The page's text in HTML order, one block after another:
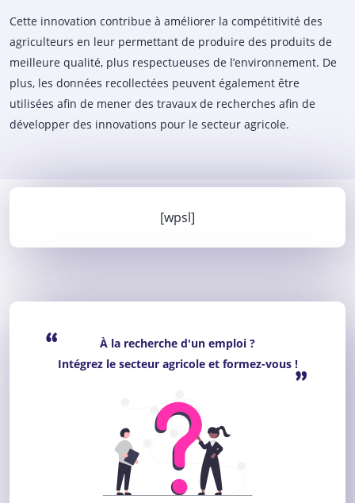
Cette innovation contribue à améliorer la compétitivité des
agriculteurs en leur permettant de produire des produits de
meilleure qualité, plus respectueuses de l’environnement. De
plus, les données recollectées peuvent également être
utilisées afin de mener des travaux de recherches afin de
développer des innovations pour le secteur agricole.
[wpsl]
“
À la recherche d'un emploi ?
Intégrez le secteur agricole et formez-vous !”